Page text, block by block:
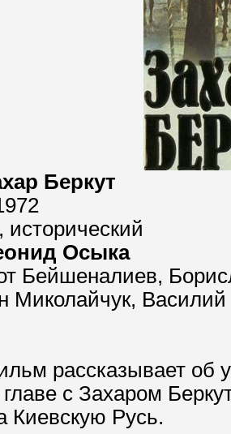
Беркут
Осыка
Бейшеналиев,
Миколайчук,
рассказывает об
с Захаром
Киевскую Русь.